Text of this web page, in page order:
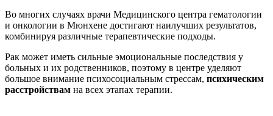
Во многих случаях врачи Медицинского центра гематологии
и онкологии в Мюнхене достигают наилучших результатов,
комбинируя различные терапевтические подходы.
Рак может иметь сильные эмоциональные последствия у
больных и их родственников, поэтому в центре уделяют
большое внимание психосоциальным стрессам, психическим
расстройствам на всех этапах терапии.